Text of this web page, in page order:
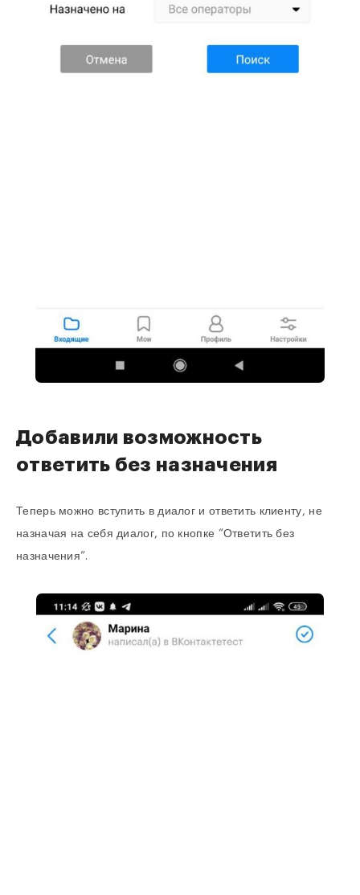
Добавили возможность
ответить без назначения
Теперь можно вступить в диалог и ответить клиенту, не
назначая на себя диалог, по кнопке “Ответить без
назначения”.